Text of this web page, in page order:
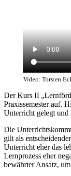
Video: Torsten
Der Kurs II
Praxissemester auf.
Unterricht gelegt
Die
gilt als
Unterricht eher das
Lernprozess eher
bewährter Ansatz,